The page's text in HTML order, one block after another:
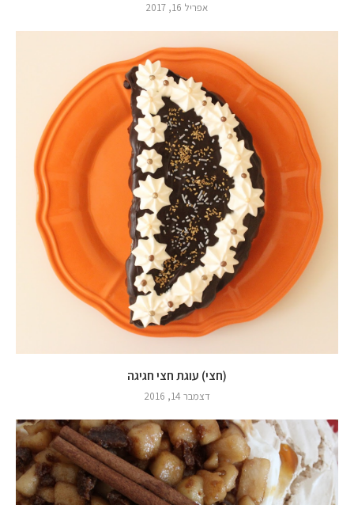
אפריל 16, 2017
(חצי) עוגת חצי חגיגה
דצמבר 14, 2016